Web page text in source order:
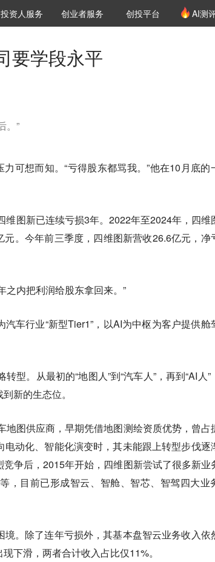
投资机构库
资机构职位推介
投资人服务 创投氪堂
创业者服务 创投平台 AI测
要学段永平
。”
可想而知。“亏得股东都骂我。”他在10月底的
维图新已连续亏损3年。2022年至2024年，四维
。今年前三季度，四维图新营收26.6亿元，净
之内把利润给股东拿回来。”
车行业“新型Tier1”，以AI为中枢为客户提供舱
型。从最初的“地图人”到“汽车人”，再到“AI人”
新的生态位。
图供应商，早期凭借地图测绘资质优势，曾占
动化、智能化演变时，其未能跟上转型步伐逐
争后，2015年开始，四维图新尝试了很多新业
，目前已形成智云、智舱、智芯、智驾四大业
。除了连年亏损外，其基本盘智云业务收入依
下滑，两者合计收入占比仅11%。